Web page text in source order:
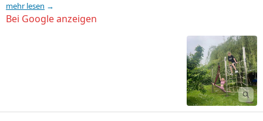
mehr lesen
Bei Google anzeigen